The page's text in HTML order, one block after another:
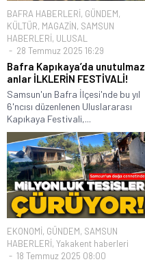
BAFRA HABERLERİ, GÜNDEM,
KÜLTÜR, MAGAZİN, SAMSUN
HABERLERİ, ULUSAL
28 Temmuz 2025 16:29
Bafra Kapıkaya’da unutulmaz
anlar İLKLERİN FESTİVALİ!
Samsun'un Bafra İlçesi'nde bu yıl
6'ncısı düzenlenen Uluslararası
Kapıkaya Festivali,...
EKONOMİ, GÜNDEM, SAMSUN
HABERLERİ, Yakakent haberleri
18 Temmuz 2025 08:00